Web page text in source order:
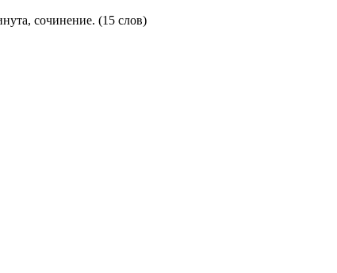
сочинение. (15 слов)